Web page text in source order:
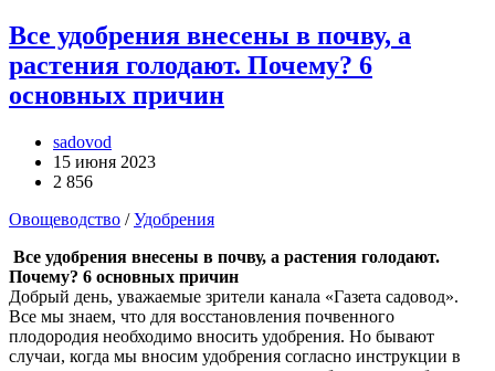
Все удобрения внесены в почву, а
растения голодают. Почему? 6
основных причин
sadovod
15 июня 2023
2 856
Овощеводство /Удобрения
Все удобрения внесены в почву, а растения голодают.
Почему? 6 основных причин
Добрый день, уважаемые зрители канала «Газета садовод».
Все мы знаем, что для восстановления почвенного
плодородия необходимо вносить удобрения. Но бывают
случаи, когда мы вносим удобрения согласно инструкции в